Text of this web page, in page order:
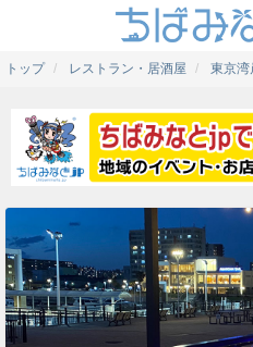
トップ レストラン・居酒屋 東京湾